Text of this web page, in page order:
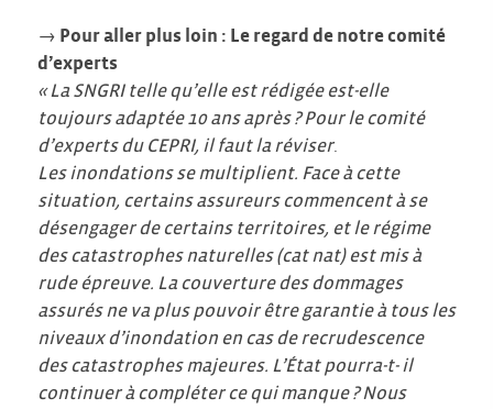
→ Pour aller plus loin : Le regard de notre comité
d’experts
« La SNGRI telle qu’elle est rédigée est-elle
toujours adaptée 10 ans après ? Pour le comité
d’experts du CEPRI, il faut la réviser.
Les inondations se multiplient. Face à cette
situation, certains assureurs commencent à se
désengager de certains territoires, et le régime
des catastrophes naturelles (cat nat) est mis à
rude épreuve. La couverture des dommages
assurés ne va plus pouvoir être garantie à tous les
niveaux d’inondation en cas de recrudescence
des catastrophes majeures. L’État pourra-t- il
continuer à compléter ce qui manque ? Nous